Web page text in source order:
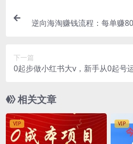
逆向海淘赚钱流程：每单赚
下一篇
0起步做小红书大v，新手从0起号
相关文章
VIP VIP